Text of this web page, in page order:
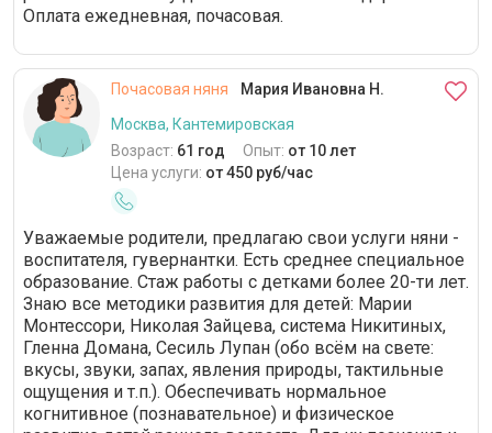
Оплата ежедневная, почасовая.
Почасовая няня
Мария Ивановна Н.
Москва, Кантемировская
Возраст: 61 год Опыт: от 10 лет
Цена услуги: от 450 руб/час
Уважаемые родители, предлагаю свои услуги няни -
воспитателя, гувернантки. Есть среднее специальное
образование. Стаж работы с детками более 20-ти лет.
Знаю все методики развития для детей: Марии
Монтессори, Николая Зайцева, система Никитиных,
Гленна Домана, Сесиль Лупан (обо всём на свете:
вкусы, звуки, запах, явления природы, тактильные
ощущения и т.п.). Обеспечивать нормальное
когнитивное (познавательное) и физическое